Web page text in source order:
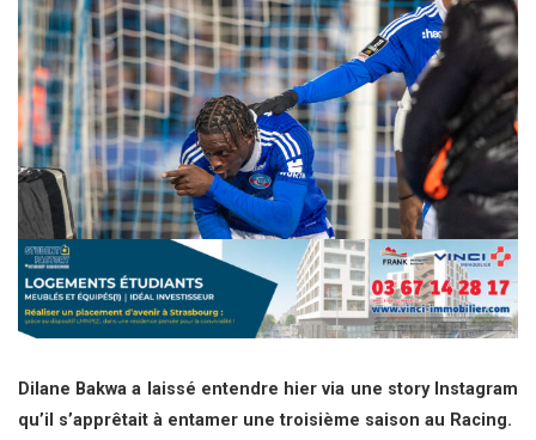
Dilane Bakwa a laissé entendre hier via une story Instagram
qu’il s’apprêtait à entamer une troisième saison au Racing.